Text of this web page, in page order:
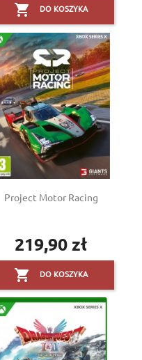
 DO KOSZYKA
Project Motor Racing
Cena
219,90 zł
 DO KOSZYKA